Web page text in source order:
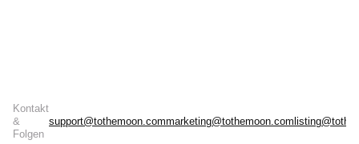
Kontakt
&
Folgen
support@tothemoon.commarketing@tothemoon.com